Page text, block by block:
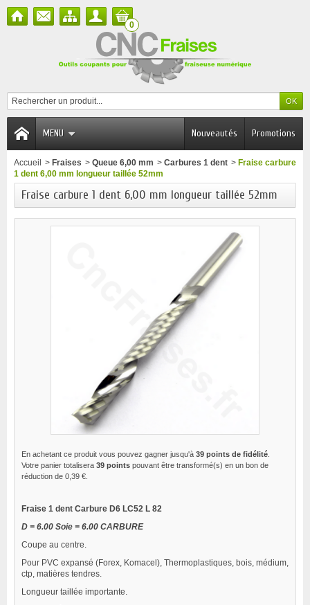
0
MENU Promotions
Nouveautés
Accueil > Fraises > Queue 6,00 mm > Carbures 1 dent > Fraise carbure
1 dent 6,00 mm longueur taillée 52mm
Fraise carbure 1 dent 6,00 mm longueur taillée 52mm
En achetant ce produit vous pouvez gagner jusqu'à 39 points de fidélité
Votre panier totalisera 39 points pouvant être transformé(s) en un bon de
réduction de 0,39 €
Fraise 1 dent Carbure D6 LC52 L 82
D = 6.00 Soie = 6.00 CARBURE
Coupe au centre.
Pour PVC expansé (Forex, Komacel), Thermoplastiques, bois, médium,
ctp, matières tendres.
Longueur taillée importante.